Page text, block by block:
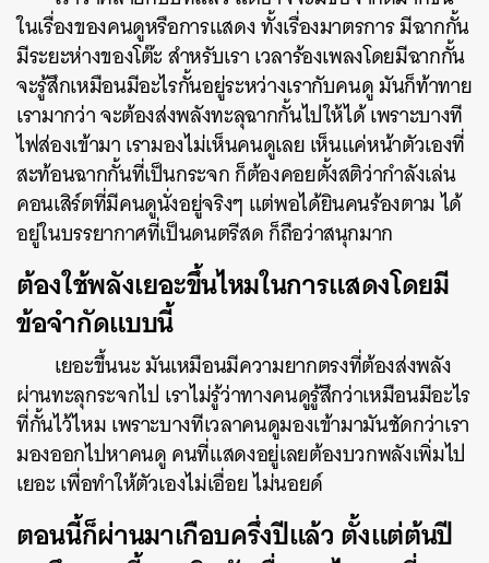
ในเรื่องของคนดูหรือการแสดง ทั้งเรื่องมาตรการ มีฉากกั้น
มีระยะห่างของโต๊ะ สำหรับเรา เวลาร้องเพลงโดยมีฉากกั้น
จะรู้สึกเหมือนมีอะไรกั้นอยู่ระหว่างเรากับคนดู มันก็ท้าทาย
เรามากว่า จะต้องส่งพลังทะลุฉากกั้นไปให้ได้ เพราะบางที
ไฟส่องเข้ามา เรามองไม่เห็นคนดูเลย เห็นแค่หน้าตัวเองที่
สะท้อนฉากกั้นที่เป็นกระจก ก็ต้องคอยตั้งสติว่ากำลังเล่น
คอนเสิร์ตที่มีคนดูนั่งอยู่จริงๆ แต่พอได้ยินคนร้องตาม ได้
อยู่ในบรรยากาศที่เป็นดนตรีสด ก็ถือว่าสนุกมาก
ต้องใช้พลังเยอะขึ้นไหมในการแสดงโดยมี
ข้อจำกัดแบบนี้
เยอะขึ้นนะ มันเหมือนมีความยากตรงที่ต้องส่งพลัง
ผ่านทะลุกระจกไป เราไม่รู้ว่าทางคนดูรู้สึกว่าเหมือนมีอะไร
ที่กั้นไว้ไหม เพราะบางทีเวลาคนดูมองเข้ามามันชัดกว่าเรา
มองออกไปหาคนดู คนที่แสดงอยู่เลยต้องบวกพลังเพิ่มไป
เยอะ เพื่อทำให้ตัวเองไม่เอื่อย ไม่นอยด์
ตอนนี้ก็ผ่านมาเกือบครึ่งปีแล้ว ตั้งแต่ต้นปี